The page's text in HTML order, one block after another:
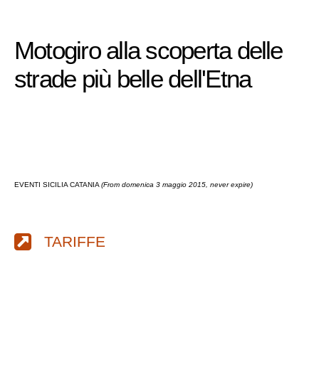
Motogiro alla scoperta delle
strade più belle dell'Etna
EVENTI SICILIA CATANIA (From domenica 3 maggio 2015, never expire)
TARIFFE